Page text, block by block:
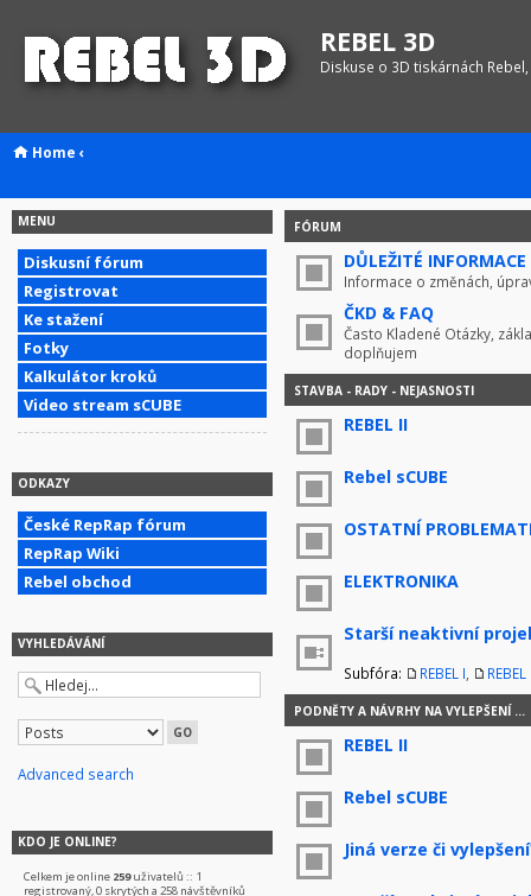
REBEL 3D
Diskuse o 3D tiskárnách
Home ‹
MENU
Diskusní fórum
Registrovat
Ke stažení
Fotky
Kalkulátor kroků
Video stream sCUBE
ODKAZY
České RepRap fórum
RepRap Wiki
Rebel obchod
VYHLEDÁVÁNÍ
Advanced search
KDO JE ONLINE?
Celkem je online 259uživatelů :: 1
registrovaný, 0 skrytých a 258 návštěvníků
FÓRUM
DŮLEŽITÉ INFORMACE
Informace o změnách,
ČKD & FAQ
Často Kladené Otázky,
doplňujem
STAVBA - RADY - NEJASNOSTI
REBEL II
Rebel sCUBE
OSTATNÍ
ELEKTRONIKA
Starší neaktivní
Subfóra: REBEL I REBEL
PODNĚTY A NÁVRHY NA VYLEPŠENÍ ...
REBEL II
Rebel sCUBE
Jiná verze či